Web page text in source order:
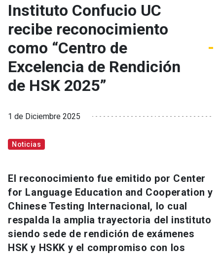
Instituto Confucio UC
recibe reconocimiento
como “Centro de
Excelencia de Rendición
de HSK 2025”
1 de Diciembre 2025
Noticias
El reconocimiento fue emitido por Center
for Language Education and Cooperation y
Chinese Testing Internacional, lo cual
respalda la amplia trayectoria del instituto
siendo sede de rendición de exámenes
HSK y HSKK y el compromiso con los